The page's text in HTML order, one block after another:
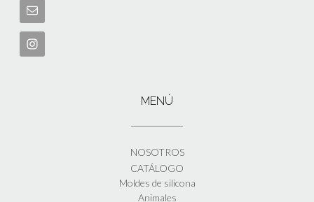
MENÚ
NOSOTROS
CATÁLOGO
Moldes de silicona
Animales